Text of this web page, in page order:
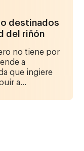
destinados
del riñón
no tiene por
a
que ingiere
a...